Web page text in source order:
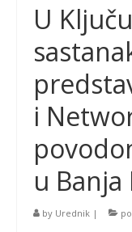
U
i
u Banja
by Urednik |